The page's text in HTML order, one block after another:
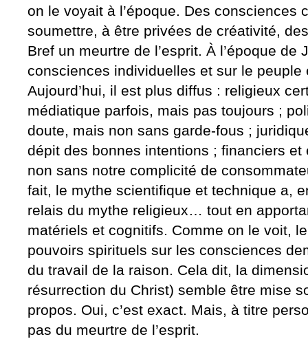
on le voyait à l’époque. Des consciences
soumettre, à être privées de créativité,
Bref un meurtre de l’esprit. À l’époque
consciences individuelles et sur le peuple
Aujourd’hui, il est plus diffus : religieux
médiatique parfois, mais pas toujours ;
doute, mais non sans garde-fous ;
dépit des bonnes intentions ; financiers
non sans notre complicité de
fait, le mythe scientifique et technique a,
relais du mythe religieux… tout en
matériels et cognitifs. Comme on le voit,
pouvoirs spirituels sur les consciences
du travail de la raison. Cela dit, la
résurrection du Christ) semble être mise
propos. Oui, c’est exact. Mais, à titre
pas du meurtre de l’esprit.